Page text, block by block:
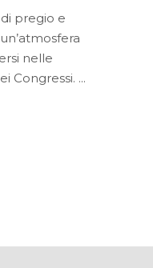
pregio e
nelle
Congressi.